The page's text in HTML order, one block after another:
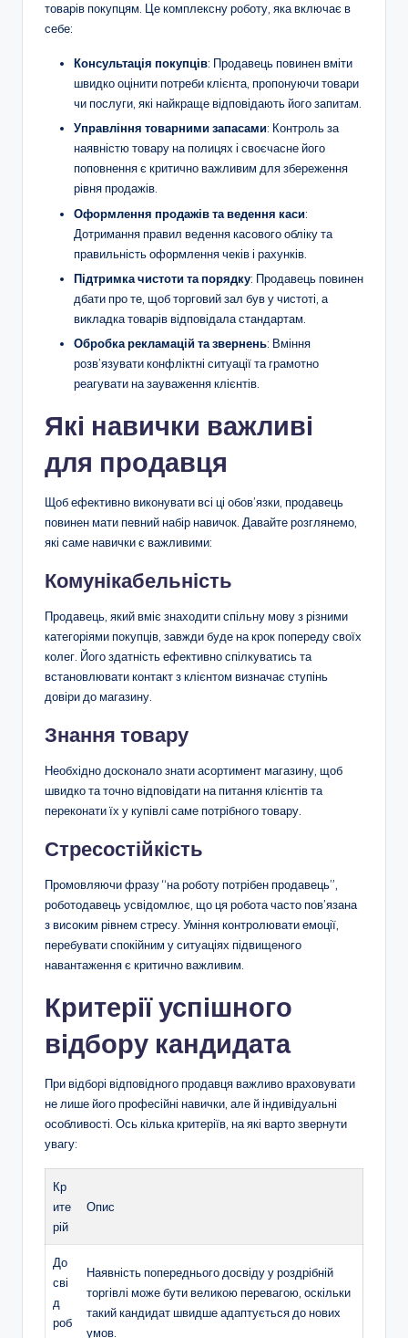
товарів покупцям. Це комплексну роботу, яка включає в
себе:
Консультація покупців: Продавець повинен вміти
швидко оцінити потреби клієнта, пропонуючи товари
чи послуги, які найкраще відповідають його запитам.
Управління товарними запасами: Контроль за
наявністю товару на полицях і своєчасне його
поповнення є критично важливим для збереження
рівня продажів.
Оформлення продажів та ведення каси:
Дотримання правил ведення касового обліку та
правильність оформлення чеків і рахунків.
Підтримка чистоти та порядку: Продавець повинен
дбати про те, щоб торговий зал був у чистоті, а
викладка товарів відповідала стандартам.
Обробка рекламацій та звернень: Вміння
розв’язувати конфліктні ситуації та грамотно
реагувати на зауваження клієнтів.
Які навички важливі
для продавця
Щоб ефективно виконувати всі ці обов’язки, продавець
повинен мати певний набір навичок. Давайте розглянемо,
які саме навички є важливими:
Комунікабельність
Продавець, який вміє знаходити спільну мову з різними
категоріями покупців, завжди буде на крок попереду своїх
колег. Його здатність ефективно спілкуватись та
встановлювати контакт з клієнтом визначає ступінь
довіри до магазину.
Знання товару
Необхідно досконало знати асортимент магазину, щоб
швидко та точно відповідати на питання клієнтів та
переконати їх у купівлі саме потрібного товару.
Стресостійкість
Промовляючи фразу “на роботу потрібен продавець”,
роботодавець усвідомлює, що ця робота часто пов’язана
з високим рівнем стресу. Уміння контролювати емоції,
перебувати спокійним у ситуаціях підвищеного
навантаження є критично важливим.
Критерії успішного
відбору кандидата
При відборі відповідного продавця важливо враховувати
не лише його професійні навички, але й індивідуальні
особливості. Ось кілька критеріїв, на які варто звернути
увагу:
Кр
ите
рій
Опис
До
сві
д
роб
Наявність попереднього досвіду у роздрібній
торгівлі може бути великою перевагою, оскільки
такий кандидат швидше адаптується до нових
умов.